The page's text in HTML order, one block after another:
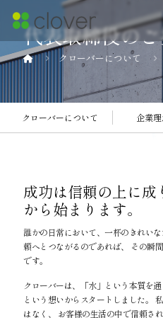
代表取締役の
クローバーについて
クローバーについて 企業
成功は信頼の上に成
から始まります。
誰かの日常において、一杯のきれい
頼へとつながるのであれば、 その瞬
です。
クローバーは、「水」という本質を
という想いからスタートしました。
はなく、 お客様の生活の中で信頼さ